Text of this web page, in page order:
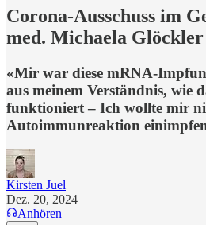
Corona-Ausschuss im
med. Michaela Glöckler
«Mir war diese mRNA-
aus meinem Verständnis, wie
funktioniert – Ich wollte mir
Autoimmunreaktion
Kirsten Juel
Dez. 20, 2024
Anhören